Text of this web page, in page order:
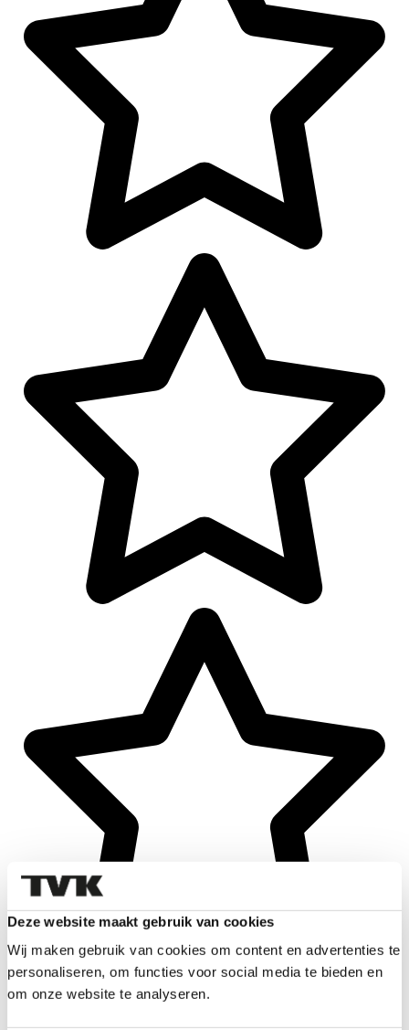
Deze website maakt gebruik van cookies
Wij maken gebruik van cookies om content en advertenties te
personaliseren, om functies voor social media te bieden en
om onze website te analyseren.